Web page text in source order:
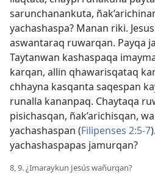
sarunchanankuta,
yachashaspa? Manan riki.
aswantaraq ruwarqan. Payqa
Taytanwan kashaspaqa
karqan, allin qhawarisqataq
chhayna kasqanta saqespan
runalla kananpaq. Chaytaqa
pisichasqan, ñak’arichisqan,
yachashaspan (Filipenses 2:5-7
yachashaspapas jamurqan?
8, 9. ¿Imaraykun Jesús wañurqan?